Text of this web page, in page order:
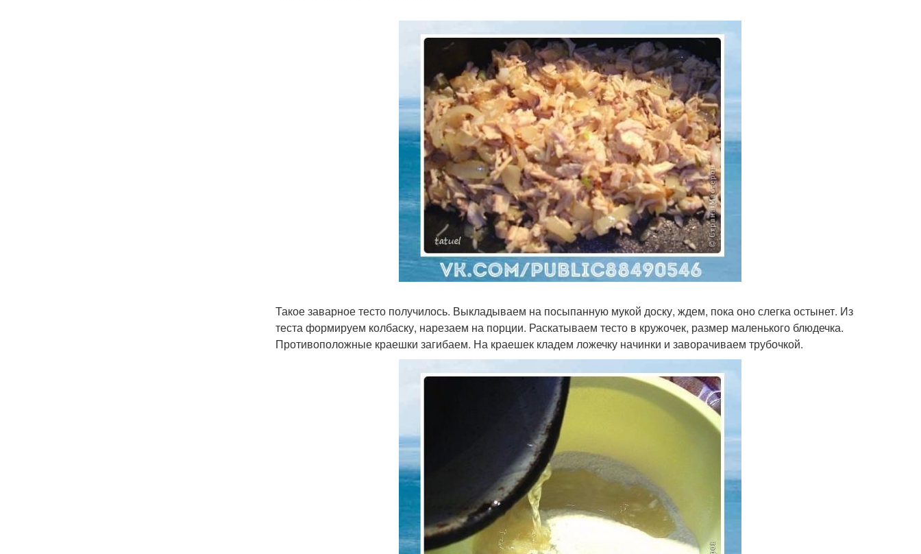
Такое заварное тесто получилось. Выкладываем на посыпанную мукой доску, ждем, пока оно слегка остынет. Из
теста формируем колбаску, нарезаем на порции. Раскатываем тесто в кружочек, размер маленького блюдечка.
Противоположные краешки загибаем. На краешек кладем ложечку начинки и заворачиваем трубочкой.